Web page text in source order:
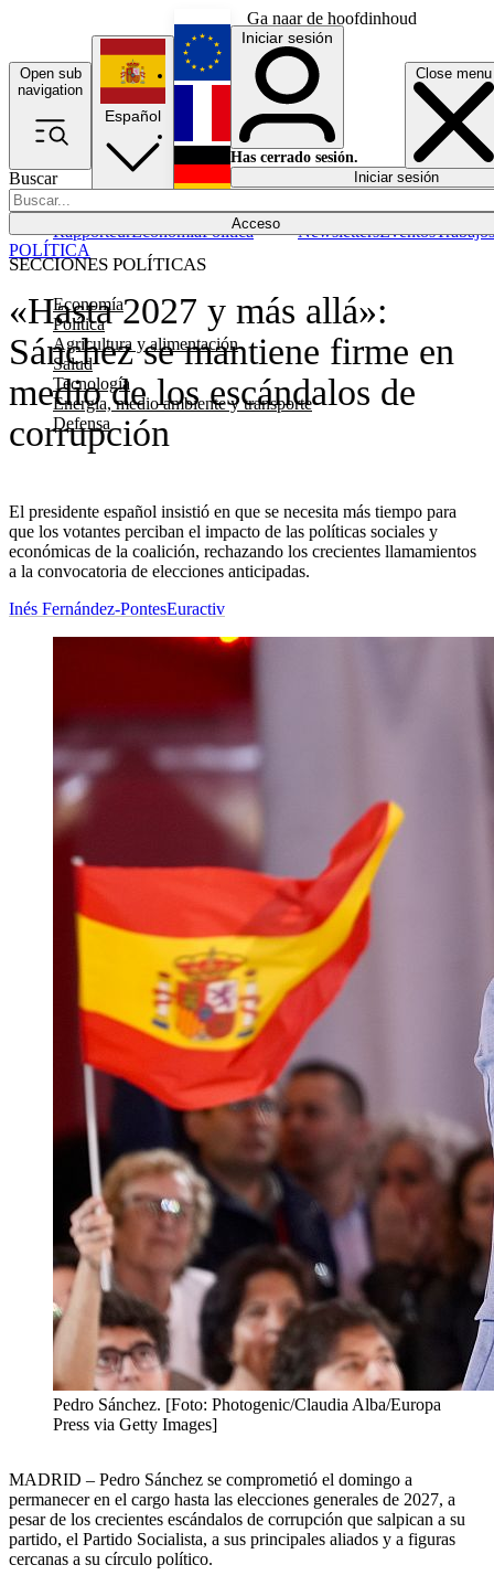
Ga naar de hoofdinhoud
Open sub
navigation
Close menu
Buscar
Acceso
SECCIONES POLÍTICAS
Economía
Política
Agricultura y alimentación
Salud
Tecnología
Energía, medio ambiente y transporte
Defensa
RapporteurEconomíaPolítica NewslettersEventosTrabajos
Español
English
Français
Iniciar sesión
Has cerrado sesión.
Iniciar sesión
«Hasta 2027 y más allá»:
Sánchez se mantiene firme en
medio de los escándalos de
corrupción
El presidente español insistió en que se necesita más tiempo para
que los votantes perciban el impacto de las políticas sociales y
económicas de la coalición, rechazando los crecientes llamamientos
a la convocatoria de elecciones anticipadas.
POLÍTICA
Inés Fernández-PontesEuractiv
Pedro Sánchez. [Foto: Photogenic/Claudia Alba/Europa
Press via Getty Images]
MADRID – Pedro Sánchez se comprometió el domingo a
permanecer en el cargo hasta las elecciones generales de 2027, a
pesar de los crecientes escándalos de corrupción que salpican a su
partido, el Partido Socialista, a sus principales aliados y a figuras
cercanas a su círculo político.